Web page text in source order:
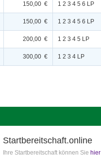
150,00 € 1 2 3 4 5 6 LP
150,00 € 1 2 3 4 5 6 LP
200,00 € 1 2 3 4 5 LP
300,00 € 1 2 3 4 LP
Startbereitschaft.online
Ihre Startbereitschaft können Sie hier